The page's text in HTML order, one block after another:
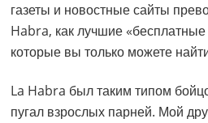
газеты и новостные сайты
Habra, как лучшие
которые вы только можете
La Habra был таким типом
пугал взрослых парней. Мой